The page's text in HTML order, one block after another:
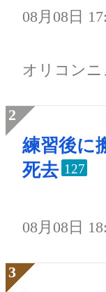
08月08日
オリコンニ
練習後に
死去 127
08月08日